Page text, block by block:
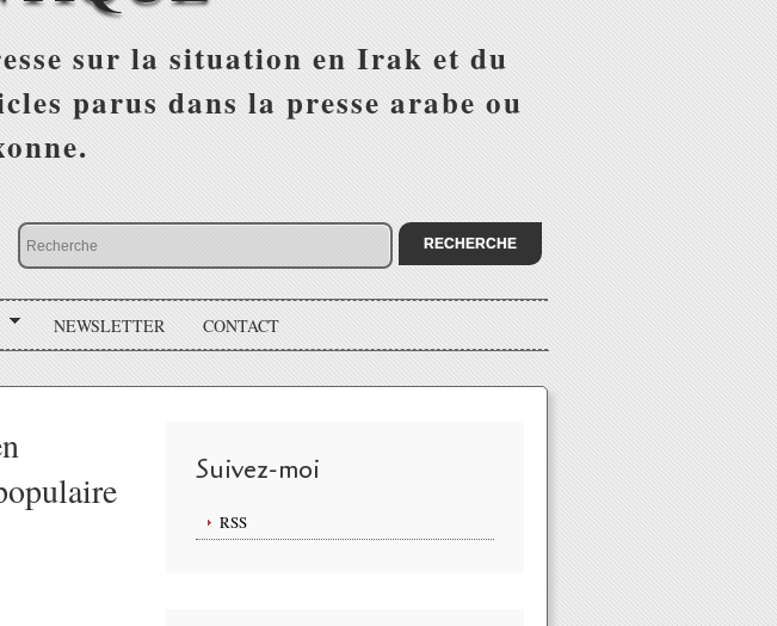
sur la situation en Irak et du
parus dans la presse arabe ou
NEWSLETTER CONTACT
Suivez-moi
RSS